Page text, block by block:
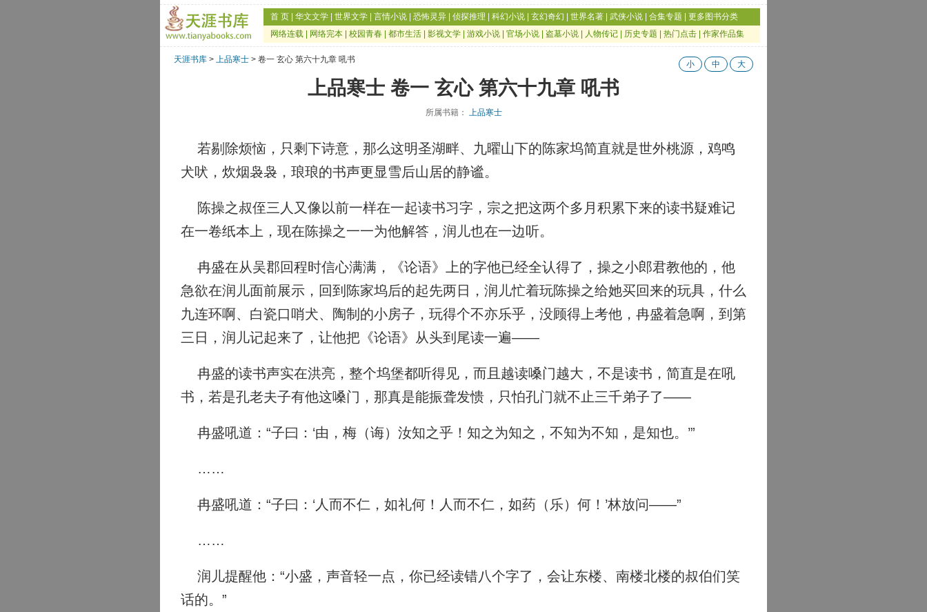
首 页 华文文学 世界文学 言情小说 恐怖灵异 侦探推理 科幻小说 玄幻奇幻 世界名著 武侠小说 合集专题
更多图书分类
网络连载
网络完本 校园青春 都市生活 影视文学 游戏小说 官场小说 盗墓小说 人物传记 历史专题 热门点击 作家作品集
天涯书库 > 上品寒士 > 卷一 玄心 第六十九章 吼书 小 中 大
上品寒士 卷一 玄心 第六十九章 吼书
所属书籍： 上品寒士
若剔除烦恼，只剩下诗意，那么这明圣湖畔、九曜山下的陈家坞简直就是世外桃源，鸡鸣
犬吠，炊烟袅袅，琅琅的书声更显雪后山居的静谧。
陈操之叔侄三人又像以前一样在一起读书习字，宗之把这两个多月积累下来的读书疑难记
在一卷纸本上，现在陈操之一一为他解答，润儿也在一边听。
冉盛在从吴郡回程时信心满满，《论语》上的字他已经全认得了，操之小郎君教他的，他
急欲在润儿面前展示，回到陈家坞后的起先两日，润儿忙着玩陈操之给她买回来的玩具，什么
九连环啊、白瓷口哨犬、陶制的小房子，玩得个不亦乐乎，没顾得上考他，冉盛着急啊，到第
三日，润儿记起来了，让他把《论语》从头到尾读一遍——
冉盛的读书声实在洪亮，整个坞堡都听得见，而且越读嗓门越大，不是读书，简直是在吼
书，若是孔老夫子有他这嗓门，那真是能振聋发愦，只怕孔门就不止三千弟子了——
冉盛吼道：“子曰：‘由，梅（诲）汝知之乎！知之为知之，不知为不知，是知也。’”
……
冉盛吼道：“子曰：‘人而不仁，如礼何！人而不仁，如药（乐）何！’林放问——”
……
润儿提醒他：“小盛，声音轻一点，你已经读错八个字了，会让东楼、南楼北楼的叔伯们笑
话的。”